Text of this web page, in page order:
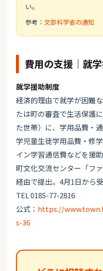
い。
参考： 文部科学省の通知
費用の支援｜就
就学援助制度
経済的理由で就学が困難
たは町の審査で生活保護
た世帯）に、学用品費・
学児童生徒学用品費・修
イン学習通信費などを援
町文化交流センター「フ
経由で提出。4月1日から
TEL 0185-77-2816
公式： https://
s-36